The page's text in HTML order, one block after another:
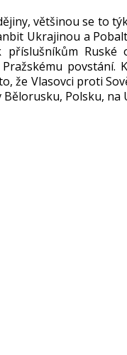
většinou se to
Ukrajinou a
příslušníkům Ruské
že Vlasovci proti
Bělorusku, Polsku,